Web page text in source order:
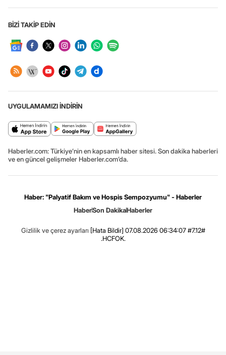
BİZİ TAKİP EDİN
UYGULAMAMIZI İNDİRİN
Haberler.com: Türkiye’nin en kapsamlı haber sitesi. Son dakika haberleri
ve en güncel gelişmeler Haberler.com’da.
Haber: "Palyatif Bakım ve Hospis Sempozyumu" - Haberler
HaberSon DakikaHaberler
Gizlilik ve çerez ayarları [Hata Bildir] 07.08.2026 06:34:07 #7.12#
.HCFOK.